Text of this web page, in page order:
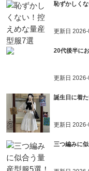
恥ずかしく
更新日
20代後半に
更新日
誕生日に着
更新日
三つ編みに